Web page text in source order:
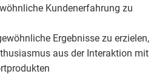
Kundenerfahrung zu
Ergebnisse zu erzielen,
aus der Interaktion mit